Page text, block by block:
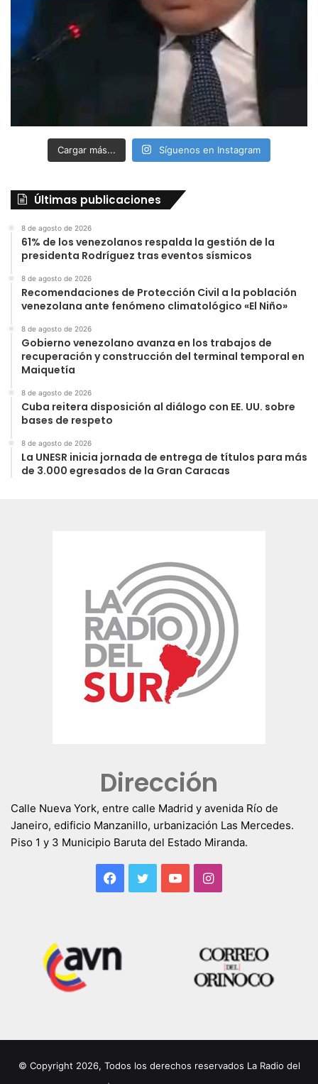
Cargar más... Síguenos en Instagram
Últimas publicaciones
8 de agosto de 2026
61% de los venezolanos respalda la gestión de la
presidenta Rodríguez tras eventos sísmicos
8 de agosto de 2026
Recomendaciones de Protección Civil a la población
venezolana ante fenómeno climatológico «El Niño»
8 de agosto de 2026
Gobierno venezolano avanza en los trabajos de
recuperación y construcción del terminal temporal en
Maiquetía
8 de agosto de 2026
Cuba reitera disposición al diálogo con EE. UU. sobre
bases de respeto
8 de agosto de 2026
La UNESR inicia jornada de entrega de títulos para más
de 3.000 egresados de la Gran Caracas
Dirección
Calle Nueva York, entre calle Madrid y avenida Río de
Janeiro, edificio Manzanillo, urbanización Las Mercedes.
Piso 1 y 3 Municipio Baruta del Estado Miranda.
Facebook
TwitterYouTubeInstagram
© Copyright 2026, Todos los derechos reservados La Radio del